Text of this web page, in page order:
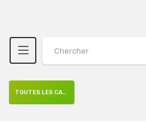
TOUTES LES CATÉGORIES